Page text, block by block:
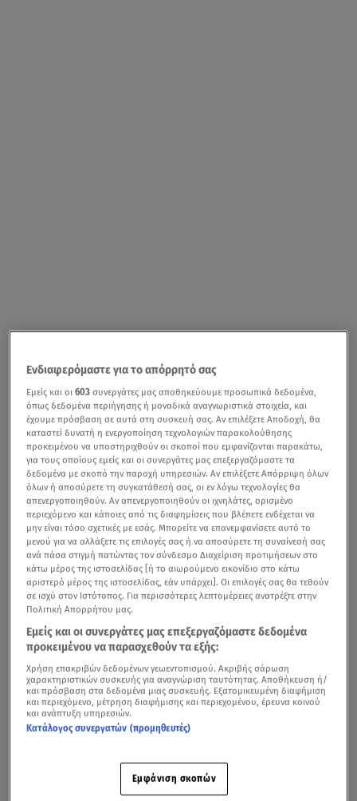
Η συνεδρίαση τουΥπουργικού Συμβουλίου
γάμο ομόφυλων ζευγαριών
πλούσιο παρασκήνιο, καθώς πίσω από τις κλειστές
Ενδιαφερόμαστε για το απόρρητό σας
Εμείς και οι603 συνεργάτες μας αποθηκεύουμε προσωπικά δεδομένα,
όπως δεδομένα περιήγησης ή μοναδικά αναγνωριστικά στοιχεία, και
έχουμε πρόσβαση σε αυτά στη συσκευή σας. Αν επιλέξετε Αποδοχή, θα
καταστεί δυνατή η ενεργοποίηση τεχνολογιών παρακολούθησης
προκειμένου να υποστηριχθούν οι σκοποί που εμφανίζονται παρακάτω,
για τους οποίους εμείς και οι συνεργάτες μας επεξεργαζόμαστε τα
δεδομένα με σκοπό την παροχή υπηρεσιών. Αν επιλέξετε Απόρριψη όλων
όλων ή αποσύρετε τη συγκατάθεσή σας, οι εν λόγω τεχνολογίες θα
απενεργοποιηθούν. Αν απενεργοποιηθούν οι ιχνηλάτες, ορισμένο
περιεχόμενο και κάποιες από τις διαφημίσεις που βλέπετε ενδέχεται να
μην είναι τόσο σχετικές με εσάς. Μπορείτε να επανεμφανίσετε αυτό το
μενού για να αλλάξετε τις επιλογές σας ή να αποσύρετε τη συναίνεσή σας
ανά πάσα στιγμή πατώντας τον σύνδεσμο Διαχείριση προτιμήσεων στο
κάτω μέρος της ιστοσελίδας [ή το αιωρούμενο εικονίδιο στο κάτω
αριστερό μέρος της ιστοσελίδας, εάν υπάρχει]. Οι επιλογές σας θα τεθούν
σε ισχύ στον Ιστότοπος. Για περισσότερες λεπτομέρειες ανατρέξτε στην
Πολιτική Απορρήτου μας.
Εμείς και οι συνεργάτες μας επεξεργαζόμαστε δεδομένα
προκειμένου να παρασχεθούν τα εξής:
Χρήση επακριβών δεδομένων γεωεντοπισμού. Ακριβής σάρωση
χαρακτηριστικών συσκευής για αναγνώριση ταυτότητας. Αποθήκευση ή/
και πρόσβαση στα δεδομένα μιας συσκευής. Εξατομικευμένη διαφήμιση
και περιεχόμενο, μέτρηση διαφήμισης και περιεχομένου, έρευνα κοινού
και ανάπτυξη υπηρεσιών.
Κατάλογος συνεργατών (προμηθευτές)
Εμφάνιση σκοπών